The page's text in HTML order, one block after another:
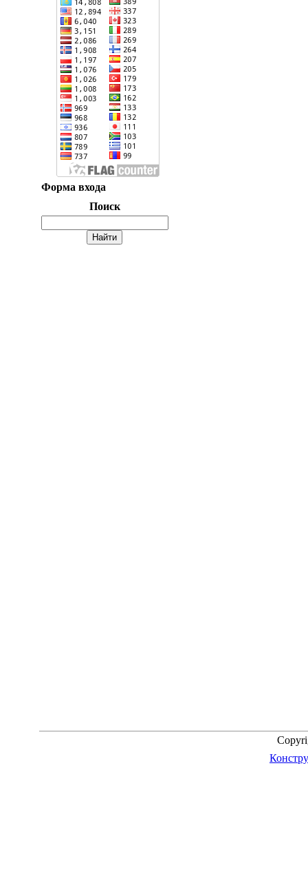
Форма входа
Поиск